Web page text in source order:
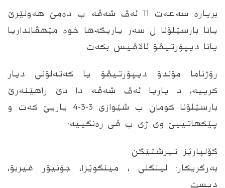
بریارە سه‌عه‌ت 11 ئه‌ڤ شه‌ڤه‌ ب ده‌مێ هەولێرێ
یانا بارسێلۆنا ل سەر یاریگه‌ها خوه‌ مێهڤانداریا
یانا دیپۆرتیڤۆ ئالاڤیس بكه‌ت.
رۆژناما مۆندۆ دیپۆرتیڤۆ یا كەتەلۆنی دیار
كرییه‌، د یاریا ئه‌ڤ شه‌ڤه‌ دا دێ راهێنه‌رێ
بارسێلۆنا كومان ب شێوازی 3-3-4 یاریێ كه‌ت و
پێكهاتییێ وى ژى ب ڤى‌ ره‌نگییه‌:
گۆلپارێز: تیرشتێگن
بەرگریكار: لینگلی ، مینگوێزا، جۆنیۆر فیربۆ،
دیست